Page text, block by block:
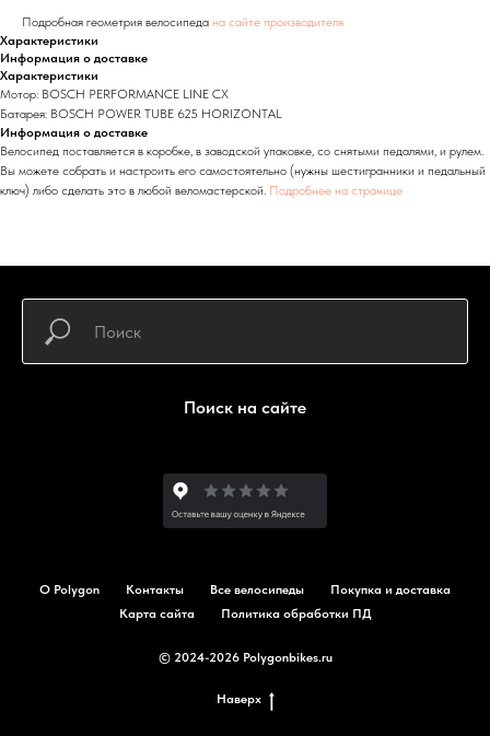
Подробная геометрия велосипеда на сайте производителя
Характеристики
Информация о доставке
Характеристики
Мотор: BOSCH PERFORMANCE LINE CX
Батарея: BOSCH POWER TUBE 625 HORIZONTAL
Информация о доставке
Велосипед поставляется в коробке, в заводской упаковке, со снятыми педалями, и рулем.
Вы можете собрать и настроить его самостоятельно (нужны шестигранники и педальный
ключ) либо сделать это в любой веломастерской. Подробнее на странице
Поиск на сайте
О Polygon Контакты Все велосипеды
Покупка и доставка
Карта сайта
Политика обработки ПД
© 2024-2026 Polygonbikes.ru
Наверх